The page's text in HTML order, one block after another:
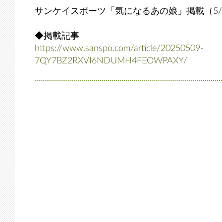
サンケイスポーツ「気になるあの娘」掲載（
◆掲載記事
https://www.sanspo.com/article/20250509-
7QY7BZ2RXVI6NDUMH4FEOWPAXY/